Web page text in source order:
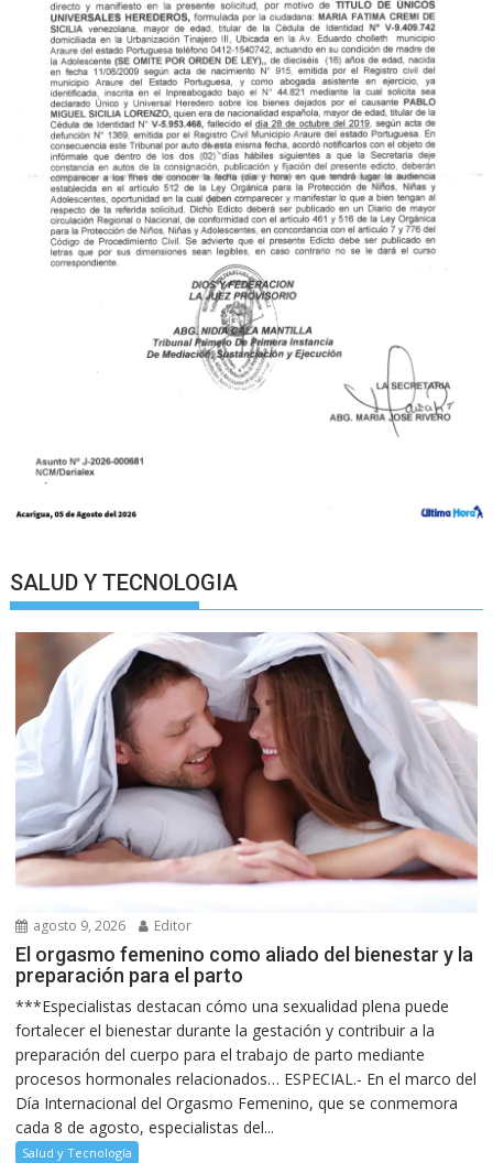
SALUD Y TECNOLOGIA
agosto 9, 2026 Editor
El orgasmo femenino como aliado del bienestar y la
preparación para el parto
***Especialistas destacan cómo una sexualidad plena puede
fortalecer el bienestar durante la gestación y contribuir a la
preparación del cuerpo para el trabajo de parto mediante
procesos hormonales relacionados… ESPECIAL.- En el marco del
Día Internacional del Orgasmo Femenino, que se conmemora
cada 8 de agosto, especialistas del...
Salud y Tecnología